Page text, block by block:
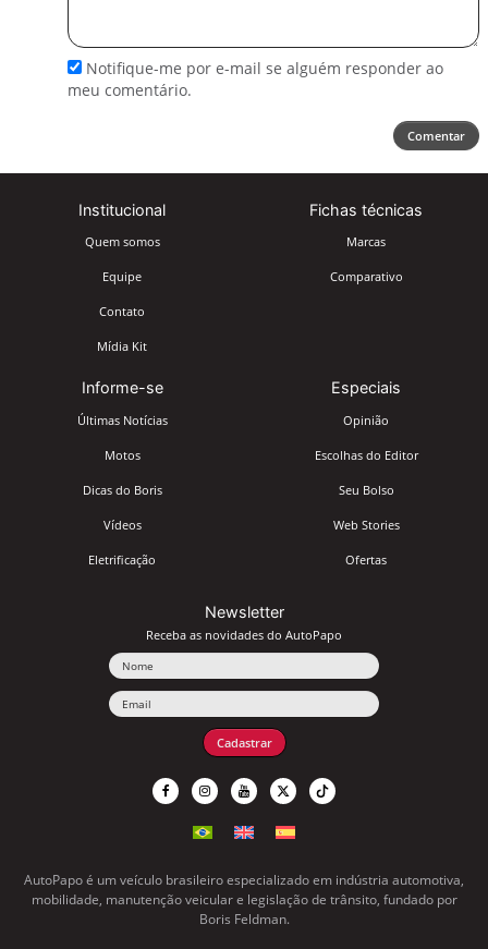
Notifique-me por e-mail se alguém responder ao
meu comentário.
Comentar
Institucional
Quem somos
Equipe
Contato
Mídia Kit
Fichas técnicas
Marcas
Comparativo
Informe-se
Últimas Notícias
Motos
Dicas do Boris
Vídeos
Eletrificação
Especiais
Opinião
Escolhas do Editor
Seu Bolso
Web Stories
Ofertas
Newsletter
Receba as novidades do AutoPapo
Cadastrar
AutoPapo é um veículo brasileiro especializado em indústria automotiva,
mobilidade, manutenção veicular e legislação de trânsito, fundado por
Boris Feldman.